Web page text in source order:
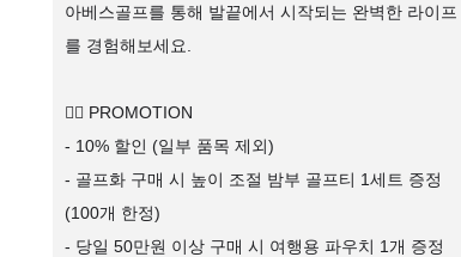
아베스골프를 통해 발끝에서 시작되는 완벽한 라이프
를 경험해보세요.
🏌️‍♂️ PROMOTION
- 10% 할인 (일부 품목 제외)
- 골프화 구매 시 높이 조절 밤부 골프티 1세트 증정
(100개 한정)
- 당일 50만원 이상 구매 시 여행용 파우치 1개 증정